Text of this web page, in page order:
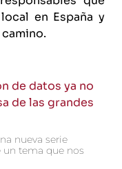
en España y
de datos ya no
de las grandes
nueva serie
un tema que nos